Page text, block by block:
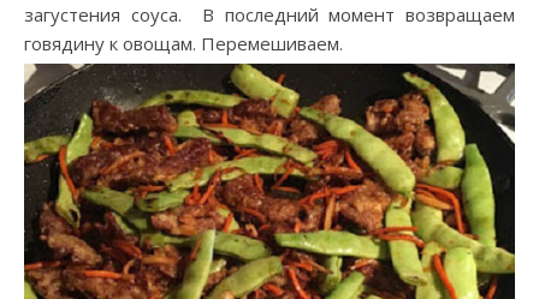
загустения соуса. В последний момент возвращаем
говядину к овощам. Перемешиваем.